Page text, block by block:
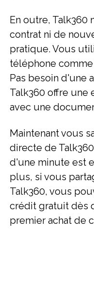
En outre, Talk360
contrat ni de
pratique. Vous
téléphone
Pas besoin d'une
Talk360 offre une
avec une
Maintenant vous
directe de
d'une minute est
plus, si vous
Talk360, vous
crédit gratuit dès
premier achat de